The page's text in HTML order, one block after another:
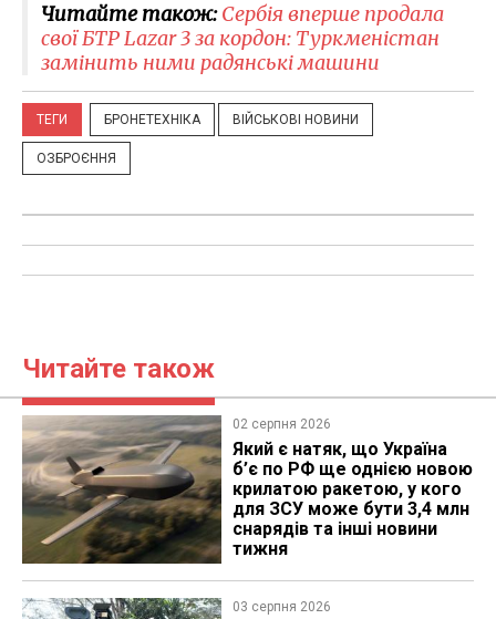
Читайте також:Сербія вперше продала
свої БТР Lazar 3 за кордон: Туркменістан
замінить ними радянські машини
ТЕГИ БРОНЕТЕХНІКА ВІЙСЬКОВІ НОВИНИ
ОЗБРОЄННЯ
Читайте також
02 серпня 2026
Який є натяк, що Україна
б’є по РФ ще однією новою
крилатою ракетою, у кого
для ЗСУ може бути 3,4 млн
снарядів та інші новини
тижня
03 серпня 2026